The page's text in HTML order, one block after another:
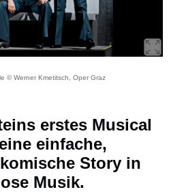
© Werner Kmetitsch, Oper Graz
erstes Musical
einfache,
Story in
Musik.